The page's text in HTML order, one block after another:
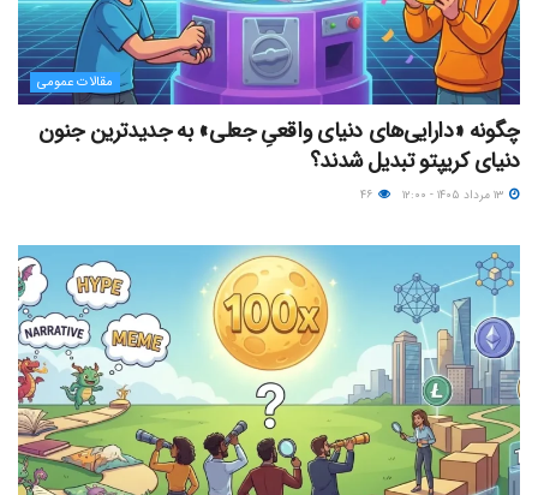
مقالات عمومی
چگونه «دارایی‌های دنیای واقعیِ جعلی» به جدیدترین جنون
دنیای کریپتو تبدیل شدند؟